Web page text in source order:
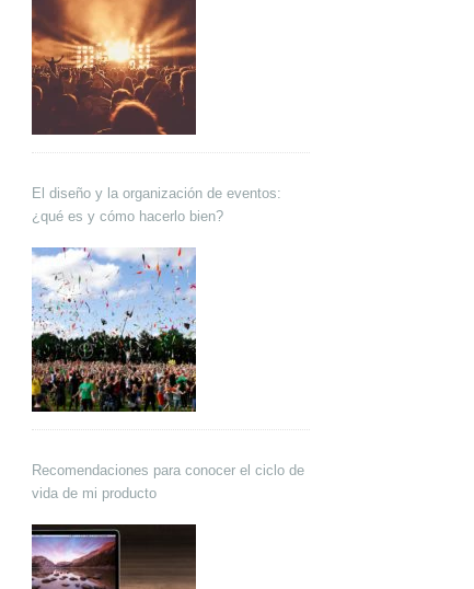
El diseño y la organización de eventos:
¿qué es y cómo hacerlo bien?
Recomendaciones para conocer el ciclo de
vida de mi producto